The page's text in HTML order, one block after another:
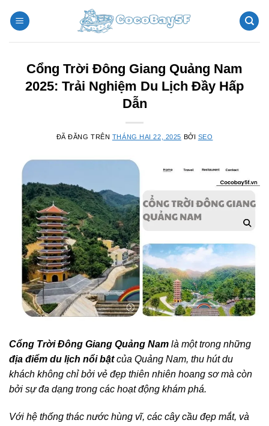
đến
Cổng Trời Đông Giang Quảng Nam
2025: Trải Nghiệm Du Lịch Đầy Hấp
Dẫn
ĐÃ ĐĂNG TRÊN THÁNG HAI 22, 2025 BỞI SEO
Cổng Trời Đông Giang Quảng Nam là một trong những
địa điểm du lịch nổi bậtcủa Quảng Nam, thu hút du
khách không chỉ bởi vẻ đẹp thiên nhiên hoang sơ mà còn
bởi sự đa dạng trong các hoạt động khám phá.
Với hệ thống thác nước hùng vĩ, các cây cầu đẹp mắt, và